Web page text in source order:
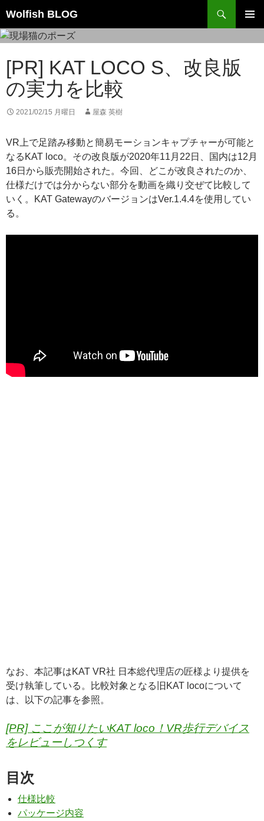
ン
テ
ツ
へ
ス
Wolfish BLOG
索
ニュー
[PR] KAT LOCO S、改良版
の実力を比較
2021/02/15 月曜日 屋森 英樹
VR上で足踏み移動と簡易モーションキャプチャーが可能と
なるKAT loco。その改良版が2020年11月22日、国内は12月
16日から販売開始された。今回、どこが改良されたのか、
仕様だけでは分からない部分を動画を織り交ぜて比較して
いく。KAT GatewayのバージョンはVer.1.4.4を使用してい
る。
なお、本記事はKAT VR社 日本総代理店の匠様より提供を
受け執筆している。比較対象となる旧KAT locoについて
は、以下の記事を参照。
[PR] ここが知りたいKAT loco！VR歩行デバイス
をレビューしつくす
目次
仕様比較
パッケージ内容